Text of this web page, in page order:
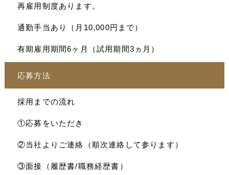
再雇用制度あります。
通勤手当あり（月10,000円まで）
有期雇用期間6ヶ月（試用期間3ヵ月）
応募方法
採用までの流れ
①応募をいただき
②当社よりご連絡（順次連絡して参ります）
③面接（履歴書/職務経歴書）